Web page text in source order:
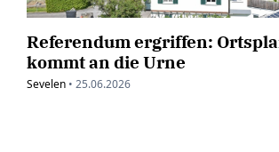
Referendum ergriffen:
kommt an die Urne
Sevelen • 25.06.2026